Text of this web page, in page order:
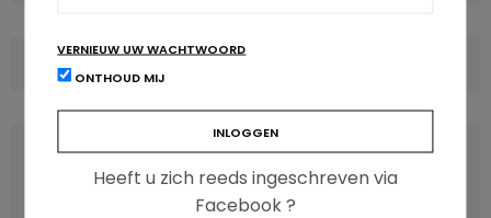
COMMENTS(0)
LATEST POSTS
VERNIEUW UW WACHTWOORD
ONTHOUD MIJ
Heeft u zich reeds ingeschreven via
Facebook ?